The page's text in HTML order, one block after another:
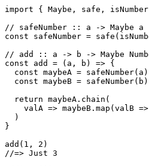
import { Maybe, safe,
// safeNumber :: a -> Maybe a
const safeNumber =
// add :: a -> b -> Maybe
const add = (a, b) => {
}
add(1, 2)
//=> Just 3